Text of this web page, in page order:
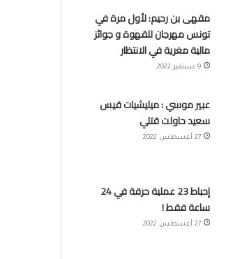
مقهى بن رحيم: لأول مرة في
تونس مهرجان للقهوة و جوائز
مالية مغرية في الانتظار
9 سبتمبر 2022
عبير موسي : ميليشيات قيس
سعيد حاولت قتلي
27 أغسطس 2022
إحباط 23 عملية حرقة في 24
ساعة فقط !
27 أغسطس 2022